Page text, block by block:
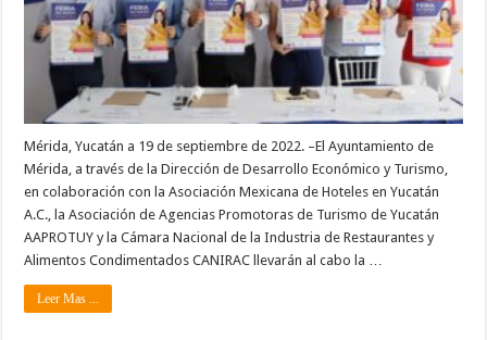
Mérida, Yucatán a 19 de septiembre de 2022. –El Ayuntamiento de
Mérida, a través de la Dirección de Desarrollo Económico y Turismo,
en colaboración con la Asociación Mexicana de Hoteles en Yucatán
A.C., la Asociación de Agencias Promotoras de Turismo de Yucatán
AAPROTUY y la Cámara Nacional de la Industria de Restaurantes y
Alimentos Condimentados CANIRAC llevarán al cabo la …
Leer Mas ...